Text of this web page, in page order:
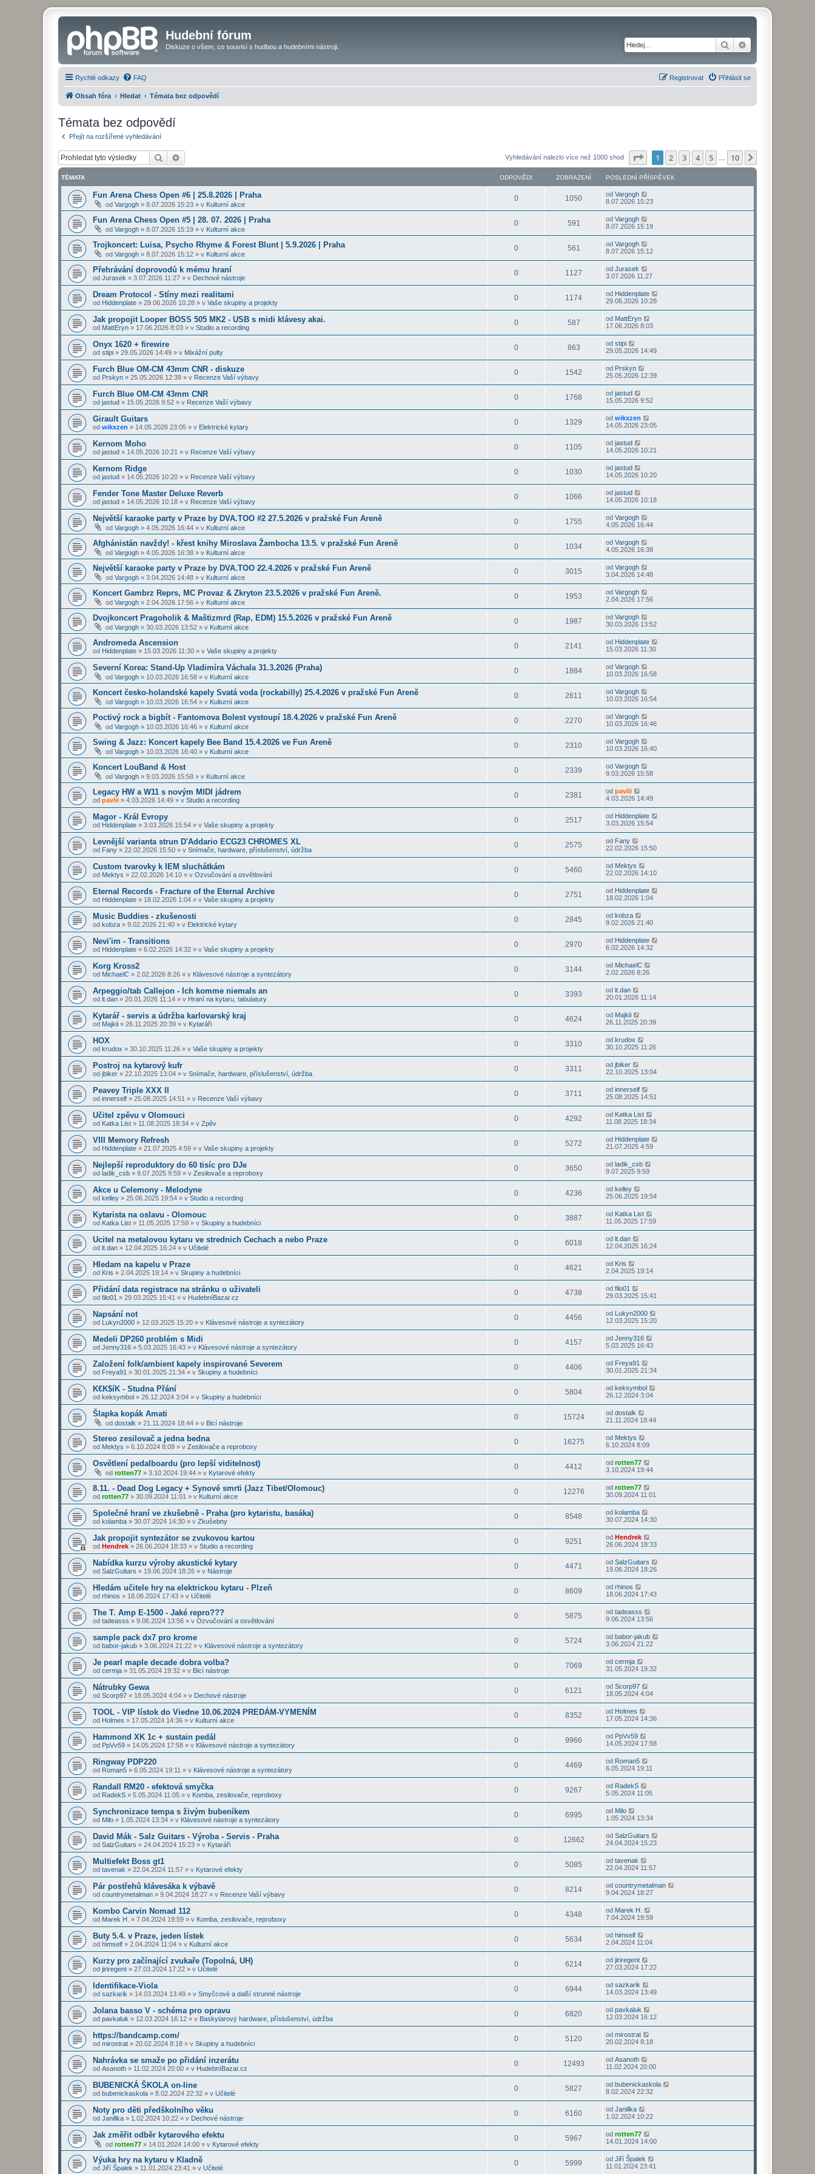
Hudební fórum
Diskuze o všem, co souvisí s hudbou a hudebními nástroji. Hledat
Rychlé odkazy FAQ Přihlásit se
Registrovat
Obsah fóra Hledat Témata bez odpovědí
Témata bez odpovědí
Přejít na rozšířené vyhledávání
Hledat Vyhledávání nalezlo více než 1000 shod Stránka z
1 2 3 4 5 10
TÉMATA ODPOVĚDI ZOBRAZENÍ POSLEDNÍ PŘÍSPĚVEK
Fun Arena Chess Open #6 | 25.8.2026 | Praha
od Vargogh » 8.07.2026 15:23 » v Kulturní akce
0 1050 od Vargogh
8.07.2026 15:23
Fun Arena Chess Open #5 | 28. 07. 2026 | Praha
od Vargogh » 8.07.2026 15:19 » v Kulturní akce
0 591 od Vargogh
8.07.2026 15:19
Trojkoncert: Luisa, Psycho Rhyme & Forest Blunt | 5.9.2026 | Praha
od Vargogh » 8.07.2026 15:12 » v Kulturní akce
0 561 od Vargogh
8.07.2026 15:12
Přehrávání doprovodů k mému hraní
od Jurasek » 3.07.2026 11:27 » v Dechové nástroje
0 1127 od Jurasek
3.07.2026 11:27
Dream Protocol - Stíny mezi realitami
od Hiddenplate » 29.06.2026 10:28 » v Vaše skupiny a projekty
0 1174 od Hiddenplate
29.06.2026 10:28
Jak propojit Looper BOSS 505 MK2 - USB s midi klávesy akai.
od MattEryn » 17.06.2026 8:03 » v Studio a recording
0 587 od MattEryn
17.06.2026 8:03
Onyx 1620 + firewire
od stipi » 29.05.2026 14:49 » v Mixážní pulty
0 863 od stipi
29.05.2026 14:49
Furch Blue OM-CM 43mm CNR - diskuze
od Prskyn » 25.05.2026 12:39 » v Recenze Vaší výbavy
0 1542 od Prskyn
25.05.2026 12:39
Furch Blue OM-CM 43mm CNR
od jastud » 15.05.2026 9:52 » v Recenze Vaší výbavy
0 1768 od jastud
15.05.2026 9:52
Girault Guitars
od wikxzen » 14.05.2026 23:05 » v Elektrické kytary
0 1329 od wikxzen
14.05.2026 23:05
Kernom Moho
od jastud » 14.05.2026 10:21 » v Recenze Vaší výbavy
0 1105 od jastud
14.05.2026 10:21
Kernom Ridge
od jastud » 14.05.2026 10:20 » v Recenze Vaší výbavy
0 1030 od jastud
14.05.2026 10:20
Fender Tone Master Deluxe Reverb
od jastud » 14.05.2026 10:18 » v Recenze Vaší výbavy
0 1066 od jastud
14.05.2026 10:18
Největší karaoke party v Praze by DVA.TOO #2 27.5.2026 v pražské Fun Areně
od Vargogh » 4.05.2026 16:44 » v Kulturní akce
0 1755 od Vargogh
4.05.2026 16:44
Afghánistán navždy! - křest knihy Miroslava Žambocha 13.5. v pražské Fun Areně
od Vargogh » 4.05.2026 16:38 » v Kulturní akce
0 1034 od Vargogh
4.05.2026 16:38
Největší karaoke party v Praze by DVA.TOO 22.4.2026 v pražské Fun Areně
od Vargogh » 3.04.2026 14:48 » v Kulturní akce
0 3015 od Vargogh
3.04.2026 14:48
Koncert Gambrz Reprs, MC Provaz & Zkryton 23.5.2026 v pražské Fun Areně.
od Vargogh » 2.04.2026 17:56 » v Kulturní akce
0 1953 od Vargogh
2.04.2026 17:56
Dvojkoncert Pragoholik & Maštizmrd (Rap, EDM) 15.5.2026 v pražské Fun Areně
od Vargogh » 30.03.2026 13:52 » v Kulturní akce
0 1987 od Vargogh
30.03.2026 13:52
Andromeda Ascension
od Hiddenplate » 15.03.2026 11:30 » v Vaše skupiny a projekty
0 2141 od Hiddenplate
15.03.2026 11:30
Severní Korea: Stand-Up Vladimíra Váchala 31.3.2026 (Praha)
od Vargogh » 10.03.2026 16:58 » v Kulturní akce
0 1884 od Vargogh
10.03.2026 16:58
Koncert česko-holandské kapely Svatá voda (rockabilly) 25.4.2026 v pražské Fun Areně
od Vargogh » 10.03.2026 16:54 » v Kulturní akce
0 2611 od Vargogh
10.03.2026 16:54
Poctivý rock a bigbít - Fantomova Bolest vystoupí 18.4.2026 v pražské Fun Areně
od Vargogh » 10.03.2026 16:46 » v Kulturní akce
0 2270 od Vargogh
10.03.2026 16:46
Swing & Jazz: Koncert kapely Bee Band 15.4.2026 ve Fun Areně
od Vargogh » 10.03.2026 16:40 » v Kulturní akce
0 2310 od Vargogh
10.03.2026 16:40
Koncert LouBand & Host
od Vargogh » 9.03.2026 15:58 » v Kulturní akce
0 2339 od Vargogh
9.03.2026 15:58
Legacy HW a W11 s novým MIDI jádrem
od pavlii » 4.03.2026 14:49 » v Studio a recording
0 2381 od pavlii
4.03.2026 14:49
Magor - Král Evropy
od Hiddenplate » 3.03.2026 15:54 » v Vaše skupiny a projekty
0 2517 od Hiddenplate
3.03.2026 15:54
Levnější varianta strun D'Addario ECG23 CHROMES XL
od Fany » 22.02.2026 15:50 » v Snímače, hardware, příslušenství, údržba
0 2575 od Fany
22.02.2026 15:50
Custom tvarovky k IEM sluchátkám
od Mektys » 22.02.2026 14:10 » v Ozvučování a osvětlování
0 5460 od Mektys
22.02.2026 14:10
Eternal Records - Fracture of the Eternal Archive
od Hiddenplate » 18.02.2026 1:04 » v Vaše skupiny a projekty
0 2751 od Hiddenplate
18.02.2026 1:04
Music Buddies - zkušenosti
od kobza » 9.02.2026 21:40 » v Elektrické kytary
0 2845 od kobza
9.02.2026 21:40
Nevi'im - Transitions
od Hiddenplate » 6.02.2026 14:32 » v Vaše skupiny a projekty
0 2970 od Hiddenplate
6.02.2026 14:32
Korg Kross2
od MichaelC » 2.02.2026 8:26 » v Klávesové nástroje a syntezátory
0 3144 od MichaelC
2.02.2026 8:26
Arpeggio/tab Callejon - Ich komme niemals an
od lt.dan » 20.01.2026 11:14 » v Hraní na kytaru, tabulatury
0 3393 od lt.dan
20.01.2026 11:14
Kytarář - servis a údržba karlovarský kraj
od Majkii » 26.11.2025 20:39 » v Kytaráři
0 4624 od Majkii
26.11.2025 20:39
HOX
od krudox » 30.10.2025 11:26 » v Vaše skupiny a projekty
0 3310 od krudox
30.10.2025 11:26
Postroj na kytarový kufr
od jbiker » 22.10.2025 13:04 » v Snímače, hardware, příslušenství, údržba
0 3311 od jbiker
22.10.2025 13:04
Peavey Triple XXX II
od innerself » 25.08.2025 14:51 » v Recenze Vaší výbavy
0 3711 od innerself
25.08.2025 14:51
Učitel zpěvu v Olomouci
od Katka List » 11.08.2025 18:34 » v Zpěv
0 4292 od Katka List
11.08.2025 18:34
VIII Memory Refresh
od Hiddenplate » 21.07.2025 4:59 » v Vaše skupiny a projekty
0 5272 od Hiddenplate
21.07.2025 4:59
Nejlepší reproduktory do 60 tisíc pro DJe
od ladik_csb » 9.07.2025 9:59 » v Zesilovače a reproboxy
0 3650 od ladik_csb
9.07.2025 9:59
Akce u Celemony - Melodyne
od kelley » 25.06.2025 19:54 » v Studio a recording
0 4236 od kelley
25.06.2025 19:54
Kytarista na oslavu - Olomouc
od Katka List » 11.05.2025 17:59 » v Skupiny a hudebníci
0 3887 od Katka List
11.05.2025 17:59
Ucitel na metalovou kytaru ve strednich Cechach a nebo Praze
od lt.dan » 12.04.2025 16:24 » v Učitelé
0 6018 od lt.dan
12.04.2025 16:24
Hledam na kapelu v Praze
od Kris » 2.04.2025 19:14 » v Skupiny a hudebníci
0 4621 od Kris
2.04.2025 19:14
Přidání data registrace na stránku o uživateli
od filo01 » 29.03.2025 15:41 » v HudebníBazar.cz
0 4738 od filo01
29.03.2025 15:41
Napsání not
od Lukyn2000 » 12.03.2025 15:20 » v Klávesové nástroje a syntezátory
0 4456 od Lukyn2000
12.03.2025 15:20
Medeli DP260 problém s Midi
od Jenny316 » 5.03.2025 16:43 » v Klávesové nástroje a syntezátory
0 4157 od Jenny316
5.03.2025 16:43
Založení folk/ambient kapely inspirované Severem
od Freya91 » 30.01.2025 21:34 » v Skupiny a hudebníci
0 4406 od Freya91
30.01.2025 21:34
K€K$íK - Studna Přání
od keksymbol » 26.12.2024 3:04 » v Skupiny a hudebníci
0 5804 od keksymbol
26.12.2024 3:04
Šlapka kopák Amati
od dostalk » 21.11.2024 18:44 » v Bicí nástroje
0 15724 od dostalk
21.11.2024 18:44
Stereo zesilovač a jedna bedna
od Mektys » 6.10.2024 8:09 » v Zesilovače a reproboxy
0 16275 od Mektys
6.10.2024 8:09
Osvětlení pedalboardu (pro lepší viditelnost)
od rotten77 » 3.10.2024 19:44 » v Kytarové efekty
0 4412 od rotten77
3.10.2024 19:44
8.11. - Dead Dog Legacy + Synové smrti (Jazz Tibet/Olomouc)
od rotten77 » 30.09.2024 11:01 » v Kulturní akce
0 12276 od rotten77
30.09.2024 11:01
Společné hraní ve zkušebně - Praha (pro kytaristu, basáka)
od kolamba » 30.07.2024 14:30 » v Zkušebny
0 8548 od kolamba
30.07.2024 14:30
Jak propojit syntezátor se zvukovou kartou
od Hendrek » 26.06.2024 18:33 » v Studio a recording
0 9251 od Hendrek
26.06.2024 18:33
Nabídka kurzu výroby akustické kytary
od SalzGuitars » 19.06.2024 18:26 » v Nástroje
0 4471 od SalzGuitars
19.06.2024 18:26
Hledám učitele hry na elektrickou kytaru - Plzeň
od rhinos » 18.06.2024 17:43 » v Učitelé
0 8609 od rhinos
18.06.2024 17:43
The T. Amp E-1500 - Jaké repro???
od tadeasss » 9.06.2024 13:56 » v Ozvučování a osvětlování
0 5875 od tadeasss
9.06.2024 13:56
sample pack dx7 pro krome
od babor-jakub » 3.06.2024 21:22 » v Klávesové nástroje a syntezátory
0 5724 od babor-jakub
3.06.2024 21:22
Je pearl maple decade dobra volba?
od cermja » 31.05.2024 19:32 » v Bicí nástroje
0 7069 od cermja
31.05.2024 19:32
Nátrubky Gewa
od Scorp97 » 18.05.2024 4:04 » v Dechové nástroje
0 6121 od Scorp97
18.05.2024 4:04
TOOL - VIP lístok do Viedne 10.06.2024 PREDÁM-VYMENÍM
od Holmes » 17.05.2024 14:36 » v Kulturní akce
0 8352 od Holmes
17.05.2024 14:36
Hammond XK 1c + sustain pedál
od PpVv59 » 14.05.2024 17:58 » v Klávesové nástroje a syntezátory
0 9966 od PpVv59
14.05.2024 17:58
Ringway PDP220
od Roman5 » 6.05.2024 19:11 » v Klávesové nástroje a syntezátory
0 4469 od Roman5
6.05.2024 19:11
Randall RM20 - efektová smyčka
od RadekS » 5.05.2024 11:05 » v Komba, zesilovače, reproboxy
0 9267 od RadekS
5.05.2024 11:05
Synchronizace tempa s živým bubeníkem
od Milo » 1.05.2024 13:34 » v Klávesové nástroje a syntezátory
0 6995 od Milo
1.05.2024 13:34
David Mák - Salz Guitars - Výroba - Servis - Praha
od SalzGuitars » 24.04.2024 15:23 » v Kytaráři
0 12662 od SalzGuitars
24.04.2024 15:23
Multiefekt Boss gt1
od tavenak » 22.04.2024 11:57 » v Kytarové efekty
0 5085 od tavenak
22.04.2024 11:57
Pár postřehů klávesáka k výbavě
od countrymetalman » 9.04.2024 18:27 » v Recenze Vaší výbavy
0 8214 od countrymetalman
9.04.2024 18:27
Kombo Carvin Nomad 112
od Marek H. » 7.04.2024 19:59 » v Komba, zesilovače, reproboxy
0 4348 od Marek H.
7.04.2024 19:59
Buty 5.4. v Praze, jeden lístek
od himself » 2.04.2024 11:04 » v Kulturní akce
0 5634 od himself
2.04.2024 11:04
Kurzy pro začínající zvukaře (Topolná, UH)
od jiriregent » 27.03.2024 17:22 » v Učitelé
0 6214 od jiriregent
27.03.2024 17:22
Identifikace-Viola
od sazkarik » 14.03.2024 13:49 » v Smyčcové a další strunné nástroje
0 6944 od sazkarik
14.03.2024 13:49
Jolana basso V - schéma pro opravu
od pavkaluk » 12.03.2024 16:12 » v Baskytarový hardware, příslušenství, údržba
0 6820 od pavkaluk
12.03.2024 16:12
https://bandcamp.com/
od mirostrat » 20.02.2024 8:18 » v Skupiny a hudebníci
0 5120 od mirostrat
20.02.2024 8:18
Nahrávka se smaže po přidání inzerátu
od Asanoth » 11.02.2024 20:00 » v HudebníBazar.cz
0 12493 od Asanoth
11.02.2024 20:00
BUBENICKÁ ŠKOLA on-line
od bubenickaskola » 8.02.2024 22:32 » v Učitelé
0 5827 od bubenickaskola
8.02.2024 22:32
Noty pro děti předškolního věku
od Janillka » 1.02.2024 10:22 » v Dechové nástroje
0 6160 od Janillka
1.02.2024 10:22
Jak změřit odběr kytarového efektu
od rotten77 » 14.01.2024 14:00 » v Kytarové efekty
0 5967 od rotten77
14.01.2024 14:00
Výuka hry na kytaru v Kladně
od Jiří Špalek » 11.01.2024 23:41 » v Učitelé
0 5999 od Jiří Špalek
11.01.2024 23:41